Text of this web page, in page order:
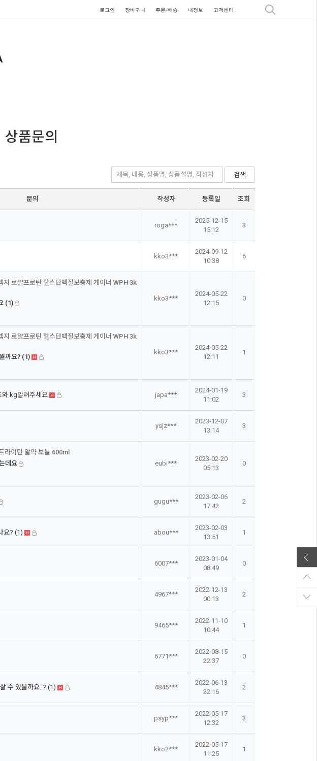
로그인 장바구니 주문/배송 내정보 고객센터
상품문의
검색
문의 작성자 등록일 조회
roga***
2025-12-15
15:12
3
kko3***
2024-09-12
10:38
6
지 로얄프로틴 헬스단백질보충제 게이너 WPH 3k
(1)
kko3***
2024-05-22
12:15
0
지 로얄프로틴 헬스단백질보충제 게이너 WPH 3k
까요? (1)
kko3***
2024-05-22
12:11
1
와 kg알려주세요 japa***
2024-01-19
11:02
3
ysjz***
2023-12-07
13:14
3
라이탄 알약 보틀 600ml
데요
eubi***
2023-02-20
05:13
0
gugu***
2023-02-06
17:42
2
요? (1) abou***
2023-02-03
13:51
1
6007***
2023-01-04
08:49
0
4967***
2022-12-13
00:13
2
9465***
2022-11-10
10:44
1
6771***
2022-08-15
22:37
0
수 있을까요..? (1) 4845***
2022-06-13
22:16
2
psyp***
2022-05-17
12:32
3
kko2***
2022-05-17
11:25
1